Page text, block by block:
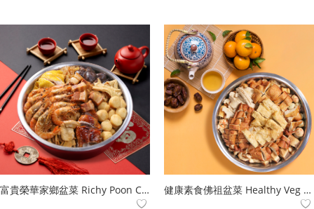
富貴榮華家鄉盆菜 Richy Poon Choi 健康素食佛祖盆菜 Healthy Veg Poon Choi